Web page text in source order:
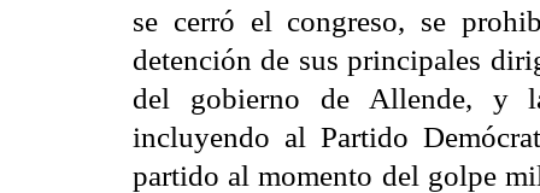
se cerró el congreso, se
detención de sus principales
del gobierno de Allende, y
incluyendo al Partido
partido al momento del golpe